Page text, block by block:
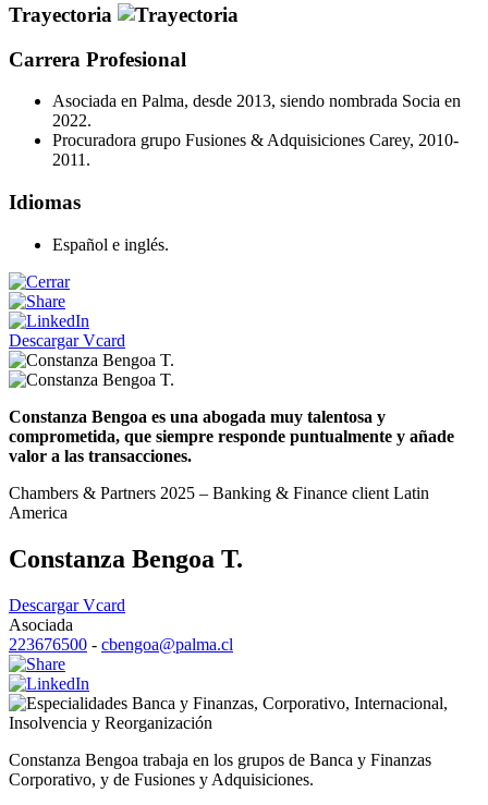
Trayectoria
Carrera Profesional
Asociada en Palma, desde 2013, siendo nombrada Socia en
2022.
Procuradora grupo Fusiones & Adquisiciones Carey, 2010-
2011.
Idiomas
Español e inglés.
Descargar Vcard
Constanza Bengoa es una abogada muy talentosa y
comprometida, que siempre responde puntualmente y añade
valor a las transacciones.
Chambers & Partners 2025 – Banking & Finance client Latin
America
Constanza Bengoa T.
Descargar Vcard
Asociada
223676500 - cbengoa@palma.cl
Banca y Finanzas, Corporativo, Internacional,
Insolvencia y Reorganización
Constanza Bengoa trabaja en los grupos de Banca y Finanzas
Corporativo, y de Fusiones y Adquisiciones.